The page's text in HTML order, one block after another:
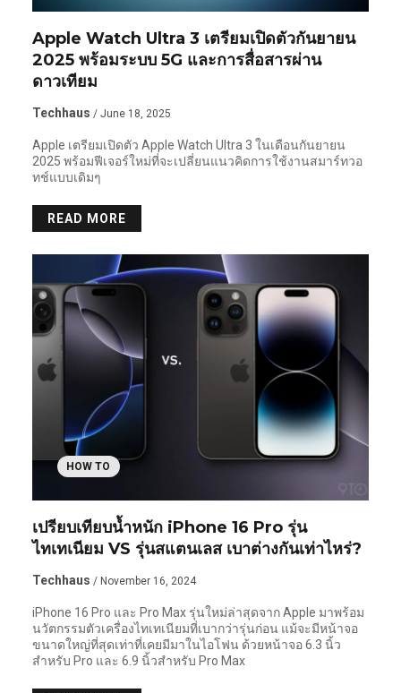
Apple Watch Ultra 3 เตรียมเปิดตัวกันยายน
2025 พร้อมระบบ 5G และการสื่อสารผ่าน
ดาวเทียม
Techhaus / June 18, 2025
Apple เตรียมเปิดตัว Apple Watch Ultra 3 ในเดือนกันยายน
2025 พร้อมฟีเจอร์ใหม่ที่จะเปลี่ยนแนวคิดการใช้งานสมาร์ทวอ
ทช์แบบเดิมๆ
READ MORE
HOW TO
เปรียบเทียบน้ำหนัก iPhone 16 Pro รุ่น
ไทเทเนียม VS รุ่นสแตนเลส เบาต่างกันเท่าไหร่?
Techhaus / November 16, 2024
iPhone 16 Pro และ Pro Max รุ่นใหม่ล่าสุดจาก Apple มาพร้อม
นวัตกรรมตัวเครื่องไทเทเนียมที่เบากว่ารุ่นก่อน แม้จะมีหน้าจอ
ขนาดใหญ่ที่สุดเท่าที่เคยมีมาในไอโฟน ด้วยหน้าจอ 6.3 นิ้ว
สำหรับ Pro และ 6.9 นิ้วสำหรับ Pro Max